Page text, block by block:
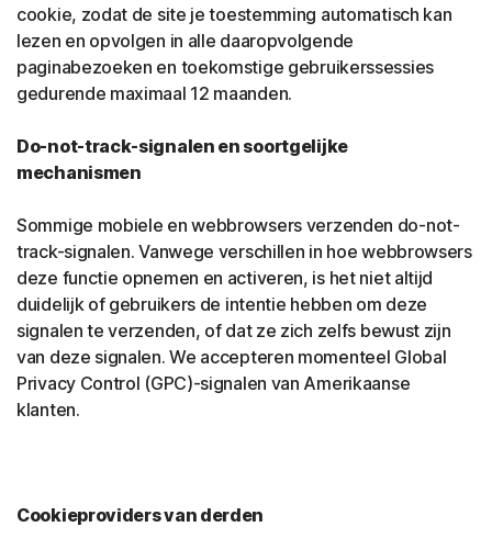
cookie, zodat de site je toestemming automatisch kan
lezen en opvolgen in alle daaropvolgende
paginabezoeken en toekomstige gebruikerssessies
gedurende maximaal 12 maanden.
Do-not-track-signalen en soortgelijke
mechanismen
Sommige mobiele en webbrowsers verzenden do-not-
track-signalen. Vanwege verschillen in hoe webbrowsers
deze functie opnemen en activeren, is het niet altijd
duidelijk of gebruikers de intentie hebben om deze
signalen te verzenden, of dat ze zich zelfs bewust zijn
van deze signalen. We accepteren momenteel Global
Privacy Control (GPC)-signalen van Amerikaanse
klanten.
Cookieproviders van derden